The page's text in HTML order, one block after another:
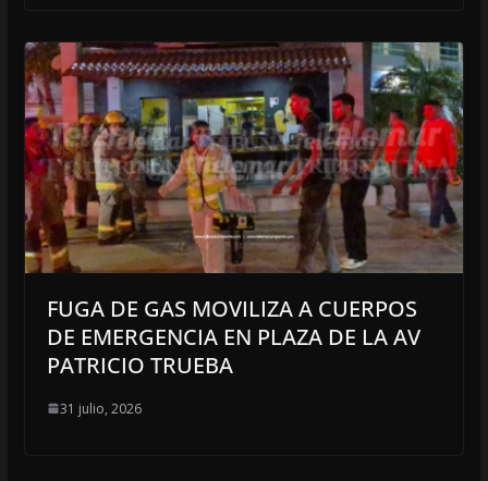
FUGA DE GAS MOVILIZA A CUERPOS
DE EMERGENCIA EN PLAZA DE LA AV
PATRICIO TRUEBA
31 julio, 2026